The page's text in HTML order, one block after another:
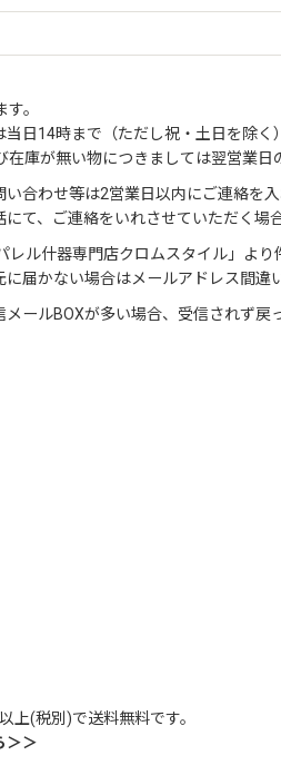
。
日14時まで（ただし祝・土日を除く
庫が無い物につきましては翌営業日
合わせ等は2営業日以内にご連絡を入
て、ご連絡をいれさせていただく場
レル什器専門店クロムスタイル」よ
届かない場合はメールアドレス間違
ールBOXが多い場合、受信されず戻
上(税別)で送料無料です。
＞＞